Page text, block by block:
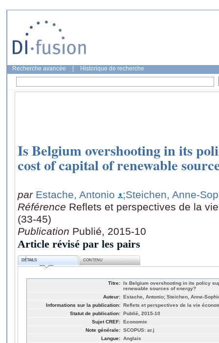
Recherche avancée Historique de recherche
Is Belgium overshooting in its
cost of capital of renewable
par Estache, Antonio
;Steichen, Anne-
Référence Reflets et perspectives de la
(33-45)
Publication Publié, 2015-10
Article révisé par les pairs
DÉTAILS CONTENU
Titre: Is Belgium overshooting in its policy
renewable sources of energy?
Auteur: Estache, Antonio; Steichen, Anne-
Informations sur la publication: Reflets et perspectives de la vie
Statut de publication: Publié, 2015-10
Sujet CREF: Economie
Note générale: SCOPUS: ar.j
Langue: Anglais